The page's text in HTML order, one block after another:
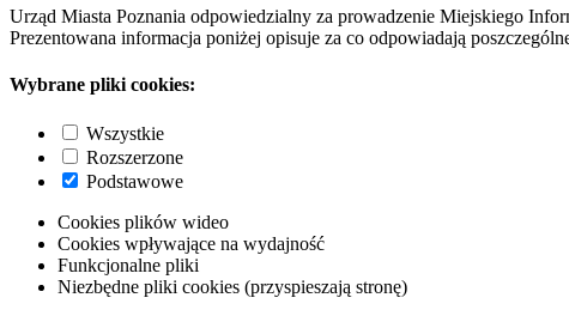
Urząd Miasta Poznania odpowiedzialny za prowadzenie Miejskiego
Prezentowana informacja poniżej opisuje za co odpowiadają
Wybrane pliki cookies:
Wszystkie
Rozszerzone
Podstawowe
Cookies plików wideo
Cookies wpływające na wydajność
Funkcjonalne pliki
Niezbędne pliki cookies (przyspieszają stronę)